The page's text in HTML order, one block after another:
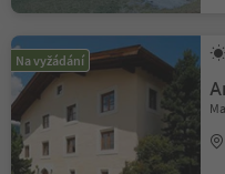
Na vyžádání